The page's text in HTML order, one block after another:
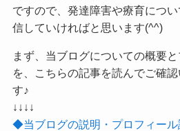
ですので、発達障害や療育につ
信していければと思います(^^)
まず、当ブログについての概要
を、こちらの記事を読んでご確
す♪
↓↓↓↓
◆当ブログの説明・プロフィー